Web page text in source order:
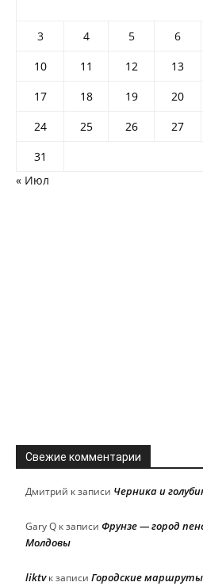
3
4 5 6
10
11 12 13
17
18 19 20
24
25 26 27
31
« Июл
Свежие комментарии
Дмитрий к записи Черника и
Gary Q к записи Фрунзе — город
Молдовы
liktvк записи Городские